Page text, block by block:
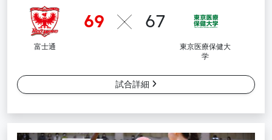
69 67
富士通
東京医療保健大
学
試合詳細